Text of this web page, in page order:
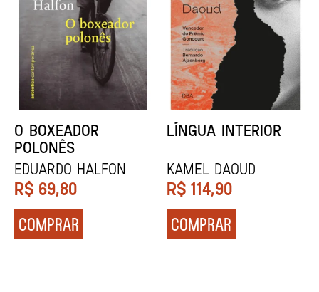
DENTES BRANCOS
Zadie Smith
R$ 129,90
COMPRAR
UCRÂNIA
Andrei Kurkov
R$ 139,90
COMPRAR